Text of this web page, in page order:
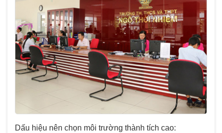
Dấu hiệu nên chọn môi trường thành tích cao: